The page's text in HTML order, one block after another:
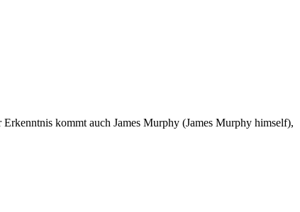
kommt auch James Murphy (James Murphy himself),